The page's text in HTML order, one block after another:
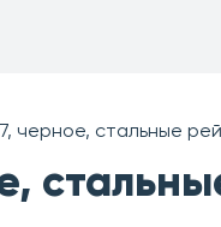
черное, стальные